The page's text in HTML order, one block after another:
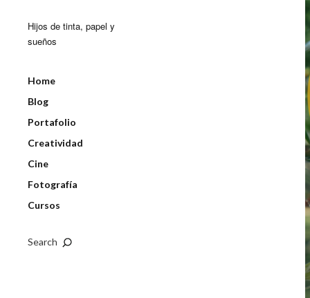
Hijos de tinta, papel y
sueños
Home
Blog
Portafolio
Creatividad
Cine
Fotografía
Cursos
Search